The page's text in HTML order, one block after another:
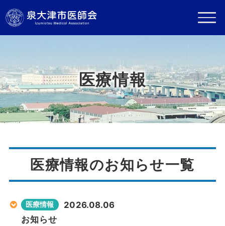
医療情報
医療情報のお知らせ一覧
医療情報
2026.08.06
お知らせ